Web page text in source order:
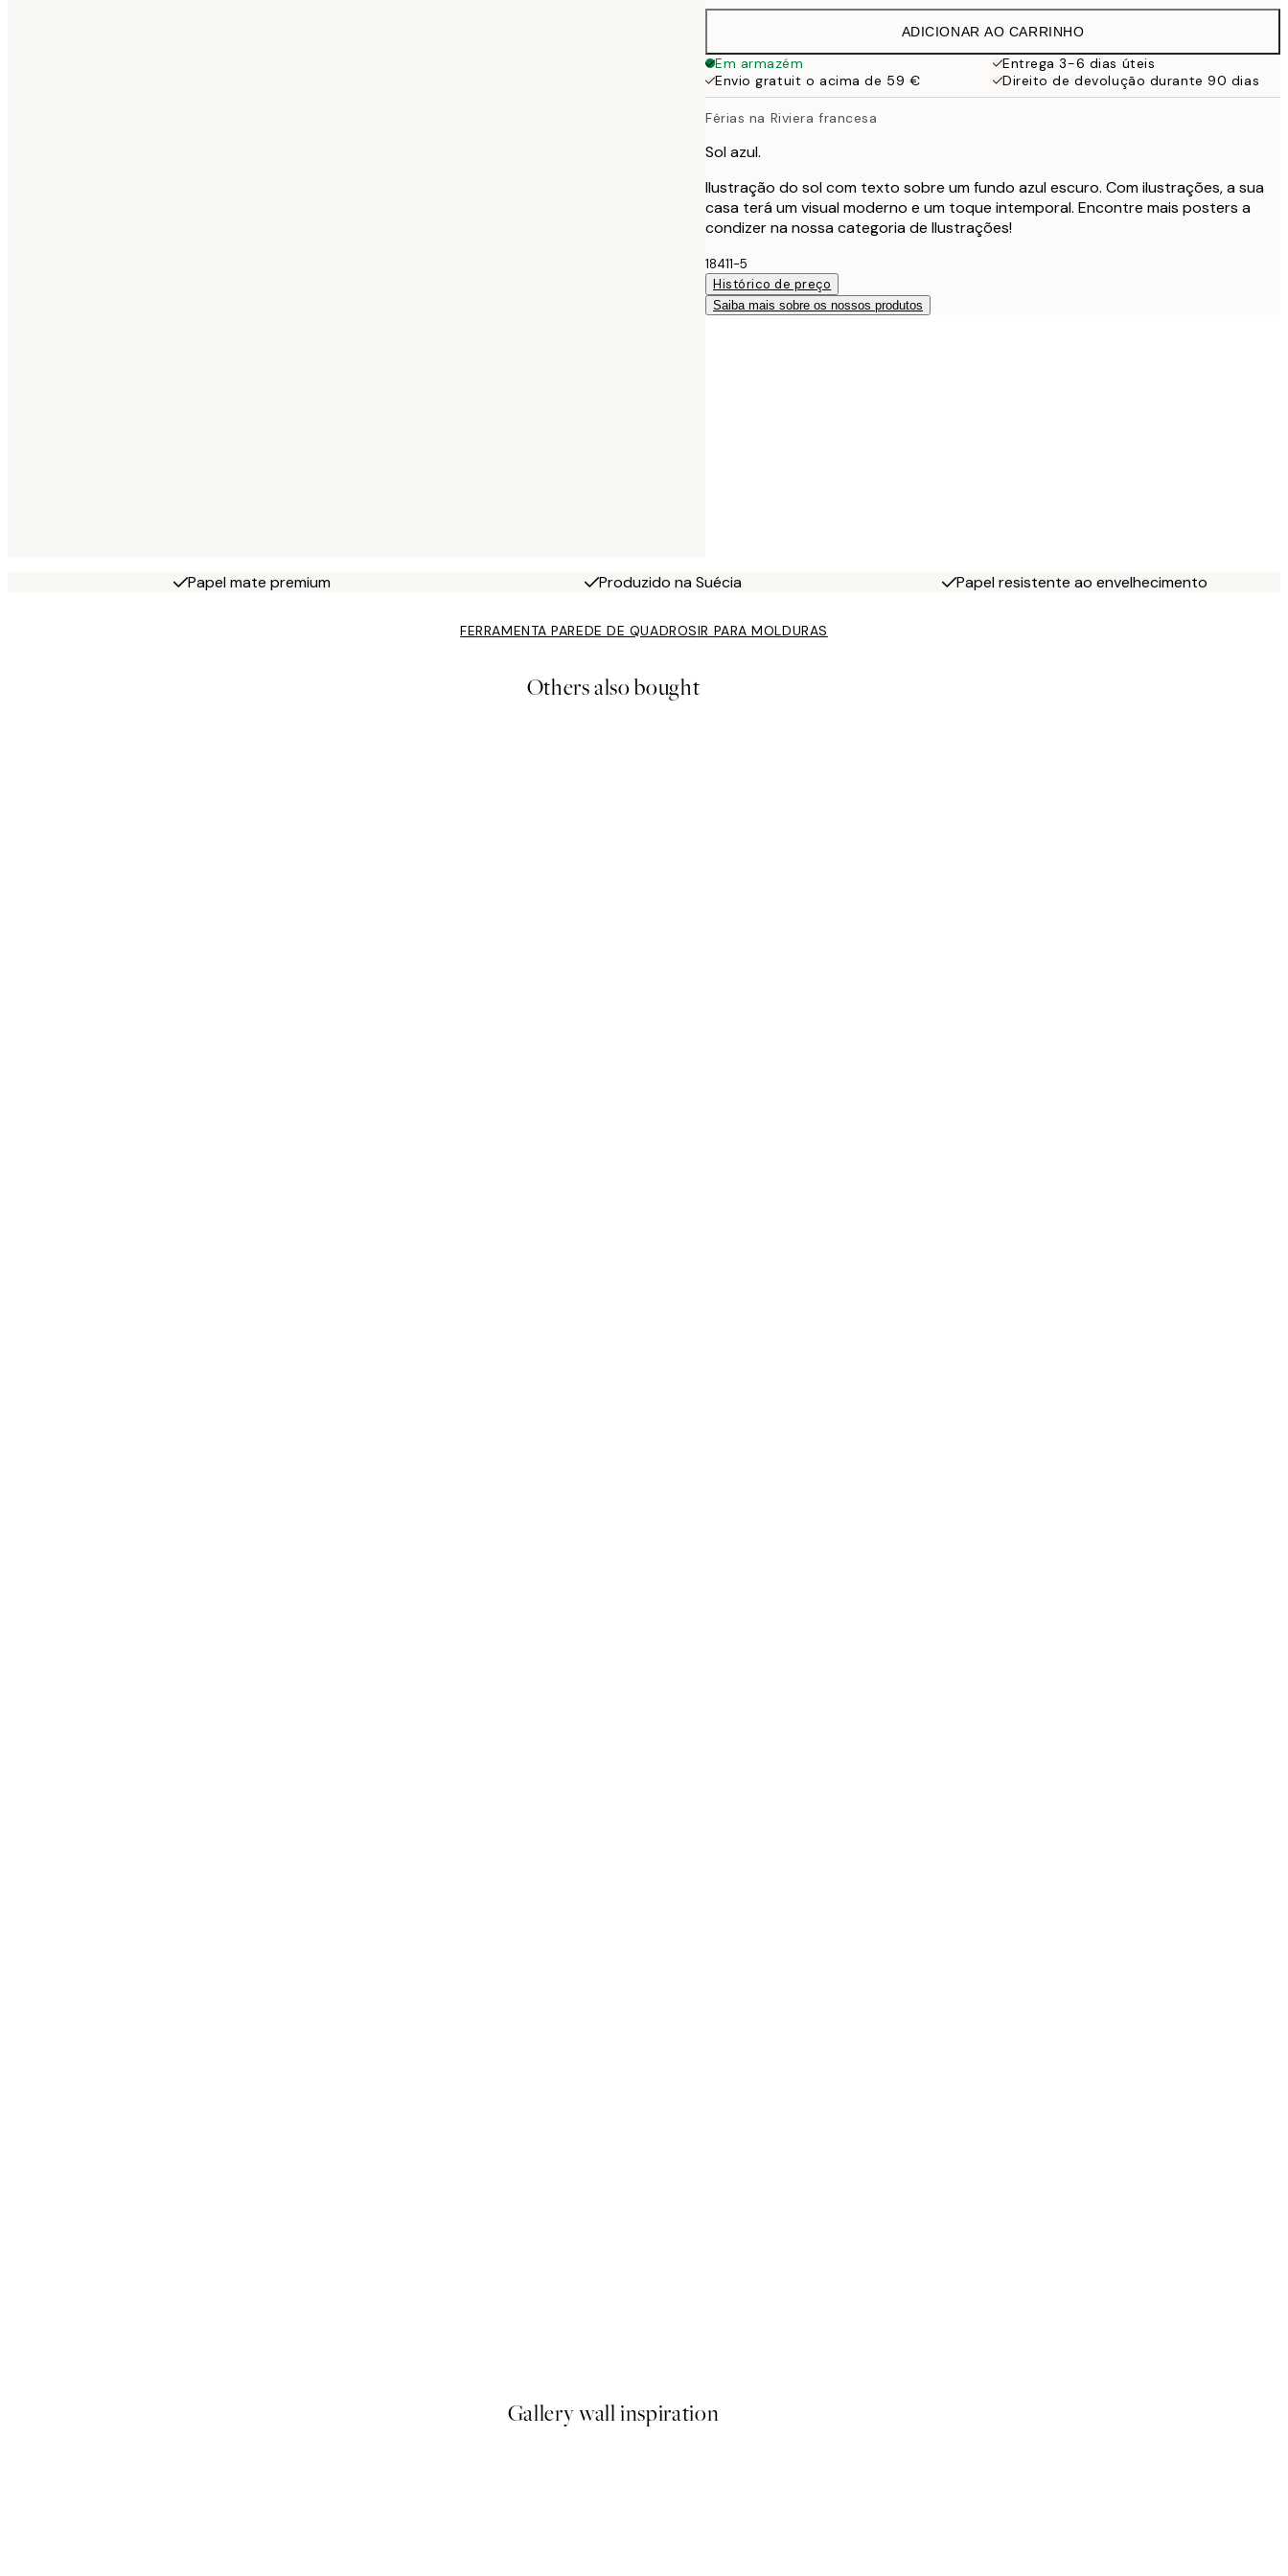
ADICIONAR AO CARRINHO
Em armazém
Entrega 3-6 dias úteis
Envio gratuit o acima de 59 €
Direito de devolução durante 90 dias
Férias na Riviera francesa
Sol azul.
Ilustração do sol com texto sobre um fundo azul escuro. Com ilustrações, a sua
casa terá um visual moderno e um toque intemporal. Encontre mais posters a
condizer na nossa categoria de Ilustrações!
18411-5
Histórico de preço
Saiba mais sobre os nossos produtos
Papel mate premium Produzido na Suécia Papel resistente ao envelhecimento
FERRAMENTA PAREDE DE QUADROSIR PARA MOLDURAS
Others also bought
Gallery wall inspiration